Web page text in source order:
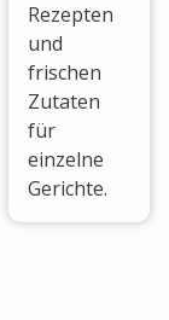
Rezepten
und
frischen
Zutaten
für
einzelne
Gerichte.